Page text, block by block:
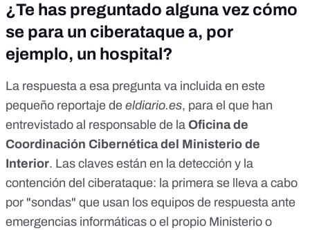
¿Te has preguntado alguna vez cómo
se para un ciberataque a, por
ejemplo, un hospital?
La respuesta a esa pregunta va incluida en este
pequeño reportaje de eldiario.es, para el que han
entrevistado al responsable de la Oficina de
Coordinación Cibernética del Ministerio de
Interior. Las claves están en la detección y la
contención del ciberataque: la primera se lleva a cabo
por "sondas" que usan los equipos de respuesta ante
emergencias informáticas o el propio Ministerio o